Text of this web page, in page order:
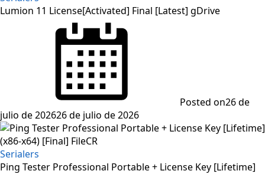
Lumion 11 License[Activated] Final [Latest] gDrive
Posted on26 de
julio de 202626 de julio de 2026
Serialers
Ping Tester Professional Portable + License Key [Lifetime]